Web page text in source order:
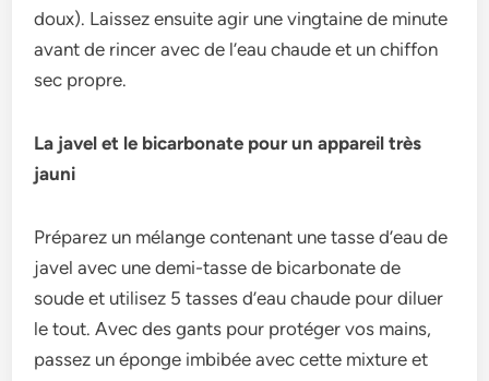
doux). Laissez ensuite agir une vingtaine de minute
avant de rincer avec de l’eau chaude et un chiffon
sec propre.
La javel et le bicarbonate pour un appareil très
jauni
Préparez un mélange contenant une tasse d’eau de
javel avec une demi-tasse de bicarbonate de
soude et utilisez 5 tasses d’eau chaude pour diluer
le tout. Avec des gants pour protéger vos mains,
passez un éponge imbibée avec cette mixture et